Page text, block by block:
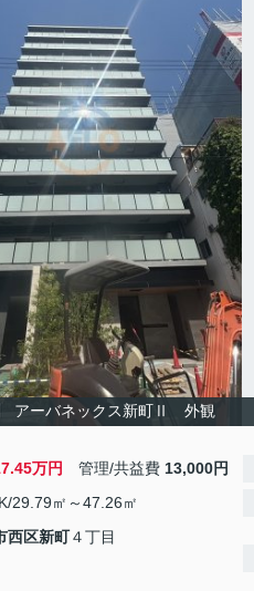
アーバネックス新町Ⅱ 外観
万円 管理/共益費 13,000円
29.79㎡～47.26㎡
西区新町４丁目